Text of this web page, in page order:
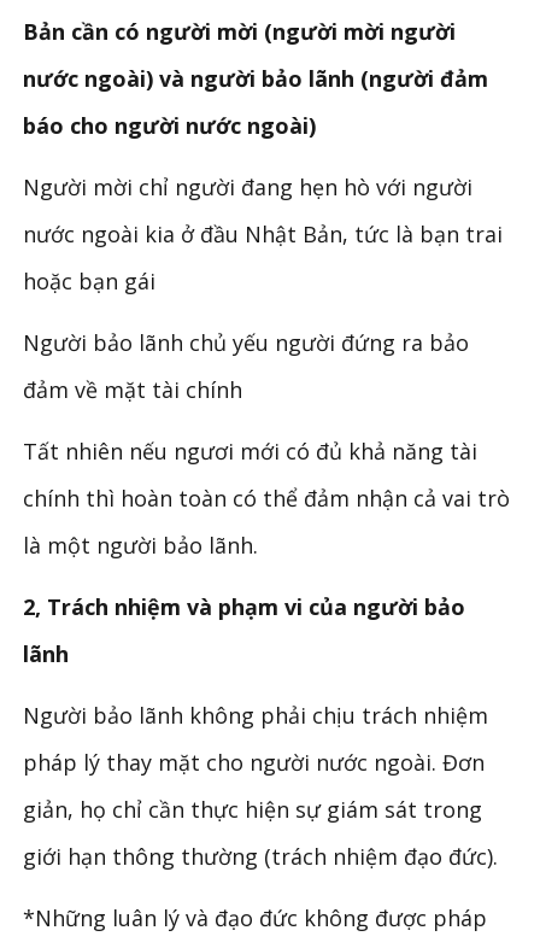
Bản cần có người mời (người mời người
nước ngoài) và người bảo lãnh (người đảm
báo cho người nước ngoài)
Người mời chỉ người đang hẹn hò với người
nước ngoài kia ở đầu Nhật Bản, tức là bạn trai
hoặc bạn gái
Người bảo lãnh chủ yếu người đứng ra bảo
đảm về mặt tài chính
Tất nhiên nếu ngươi mới có đủ khả năng tài
chính thì hoàn toàn có thể đảm nhận cả vai trò
là một người bảo lãnh.
2, Trách nhiệm và phạm vi của người bảo
lãnh
Người bảo lãnh không phải chịu trách nhiệm
pháp lý thay mặt cho người nước ngoài. Đơn
giản, họ chỉ cần thực hiện sự giám sát trong
giới hạn thông thường (trách nhiệm đạo đức).
*Những luân lý và đạo đức không được pháp